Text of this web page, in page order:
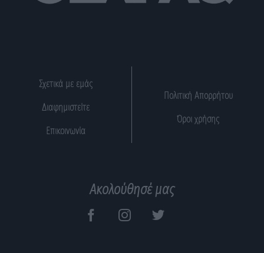
Σχετικά με εμάς
Διαφημιστείτε
Επικοινωνία
Πολιτική Απορρήτου
Όροι χρήσης
Ακολούθησέ μας